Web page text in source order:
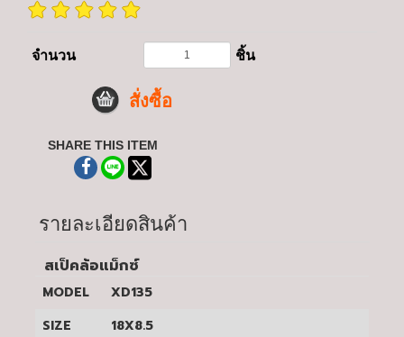
จำนวน ชิ้น
สั่งซื้อ
SHARE THIS ITEM
รายละเอียดสินค้า
สเป็คล้อแม็กซ์
MODEL
XD135
SIZE
18X8.5